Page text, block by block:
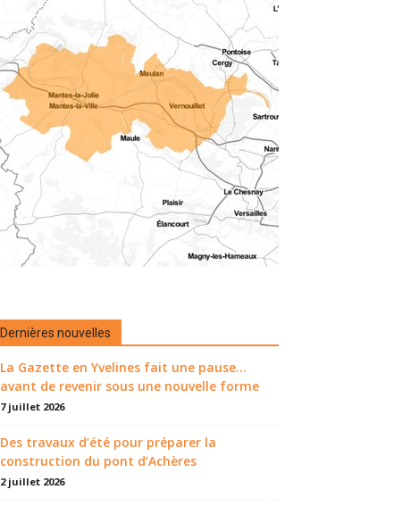
Dernières nouvelles
La Gazette en Yvelines fait une pause...
avant de revenir sous une nouvelle forme
7 juillet 2026
Des travaux d’été pour préparer la
construction du pont d’Achères
2 juillet 2026